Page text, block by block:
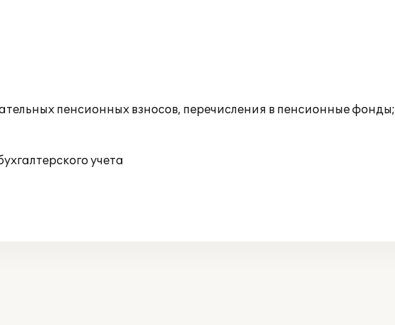
пенсионных взносов, перечисления в пенсионные фонды;
учета